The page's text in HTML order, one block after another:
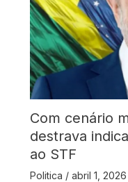
Com cenário
destrava
ao STF
Politica / abril 1, 2026